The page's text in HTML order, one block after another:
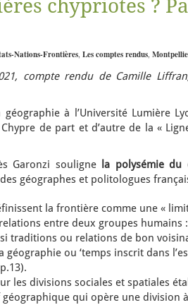
chypriotes ?
Nations-Frontières, Les comptes rendus,
compte rendu de Camille
à l’Université Lumière
de part et d’autre de la «
Garonzi souligne
la polysémie du
géographes et politologues
la frontière comme une «
entre deux groupes humains
traditions ou relations de bon
ou ‘temps inscrit dans
les divisions sociales et spatiales
qui opère une division